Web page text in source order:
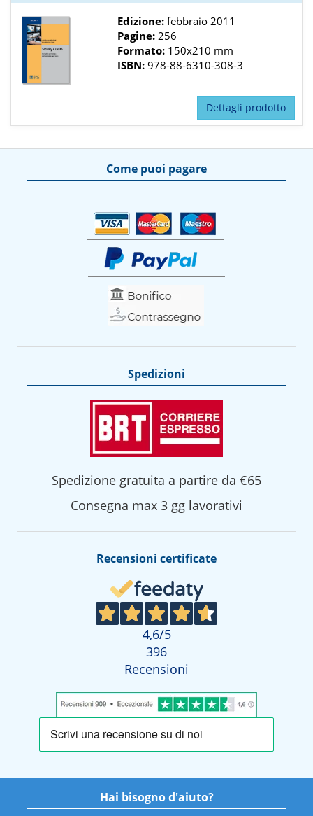
Edizione:febbraio 2011
Pagine: 256
Formato:150x210 mm
ISBN:978-88-6310-308-3
Dettagli prodotto
Come puoi pagare
Spedizioni
Spedizione gratuita a partire da €65
Consegna max 3 gg lavorativi
Recensioni certificate
4,6/5
396
Recensioni
Hai bisogno d'aiuto?